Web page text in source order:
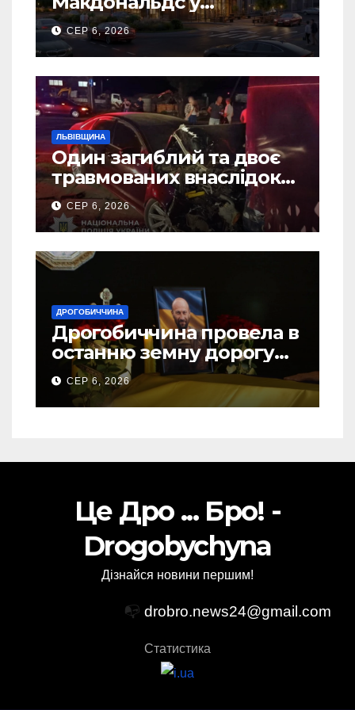
Дрогобичі? (Фото)
СЕР 6, 2026
ЛЬВІВЩИНА
Один загиблий та двоє
травмованих внаслідок
ДТП на Самбірщині
СЕР 6, 2026
ДРОГОБИЧЧИНА
Дрогобиччина провела в
останню земну дорогу
свого Захисника – Олега
Торського
СЕР 6, 2026
Це Дро ... Бро! -
Drogobychyna
Дізнайся новини першим!
📭 drobro.news24@gmail.com
Статистика